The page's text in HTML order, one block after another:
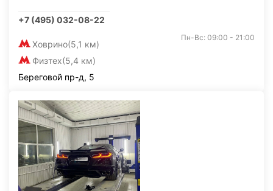
+7 (495) 032-08-22
Ховрино(5,1 км)
Физтех(5,4 км)
Пн-Вс: 09:00 - 21:00
Береговой пр-д, 5